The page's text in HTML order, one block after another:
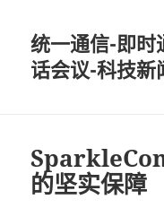
统一通信-即时
话会议-科技新
的坚实保障